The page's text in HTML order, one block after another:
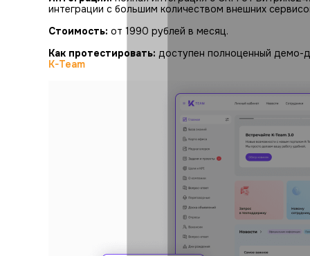
интеграции с большим количеством внешних
Стоимость: от 1990 рублей в месяц.
Как протестировать: доступен полноценный демо-
K-Team